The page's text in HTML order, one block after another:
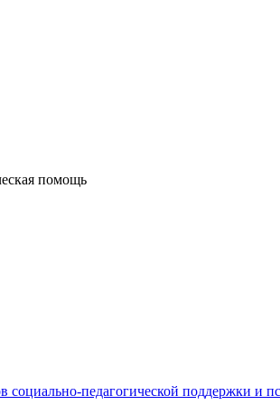
помощь
педагогической поддержки и